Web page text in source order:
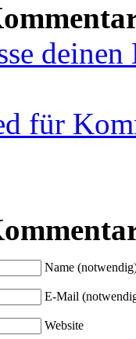
für
Name
E-Mail
Website